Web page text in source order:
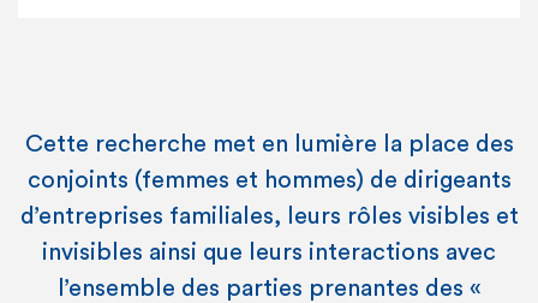
Cette recherche met en lumière la place des
conjoints (femmes et hommes) de dirigeants
d’entreprises familiales, leurs rôles visibles et
invisibles ainsi que leurs interactions avec
l’ensemble des parties prenantes des «